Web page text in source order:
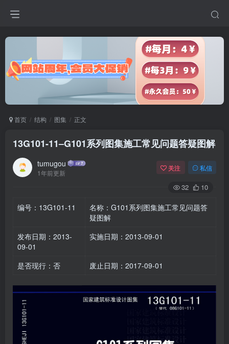
首页 结构 图集 正文
13G101-11–G101系列图集施工常见问题答疑图解
tumugou
1年前更新
关注 私信
32 10
编号：13G101-11
名称：G101系列图集施工常见问题答
疑图解
发布日期：2013-
09-01
实施日期：2013-09-01
是否现行：否 废止日期：2017-09-01